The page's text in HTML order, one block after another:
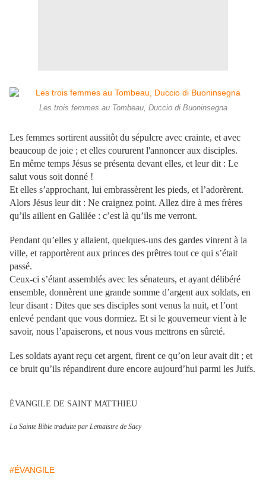
Les trois femmes au Tombeau, Duccio di Buoninsegna
Les femmes sortirent aussitôt du sépulcre avec crainte, et avec
beaucoup de joie ; et elles coururent l'annoncer aux disciples.
En même temps Jésus se présenta devant elles, et leur dit : Le
salut vous soit donné !
Et elles s’approchant, lui embrassèrent les pieds, et l’adorèrent.
Alors Jésus leur dit : Ne craignez point. Allez dire à mes frères
qu’ils aillent en Galilée : c’est là qu’ils me verront.
Pendant qu’elles y allaient, quelques-uns des gardes vinrent à la
ville, et rapportèrent aux princes des prêtres tout ce qui s’était
passé.
Ceux-ci s’étant assemblés avec les sénateurs, et ayant délibéré
ensemble, donnèrent une grande somme d’argent aux soldats, en
leur disant : Dites que ses disciples sont venus la nuit, et l’ont
enlevé pendant que vous dormiez. Et si le gouverneur vient à le
savoir, nous l’apaiserons, et nous vous mettrons en sûreté.
Les soldats ayant reçu cet argent, firent ce qu’on leur avait dit ; et
ce bruit qu’ils répandirent dure encore aujourd’hui parmi les Juifs.
ÉVANGILE DE SAINT MATTHIEU
La Sainte Bible traduite par Lemaistre de Sacy
#ÉVANGILE